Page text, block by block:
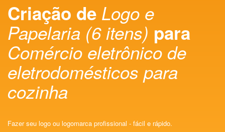
Criação de Logo e
Papelaria (6 itens) para
Comércio eletrônico de
eletrodomésticos para
cozinha
Fazer seu logo ou logomarca profissional - fácil e rápido.